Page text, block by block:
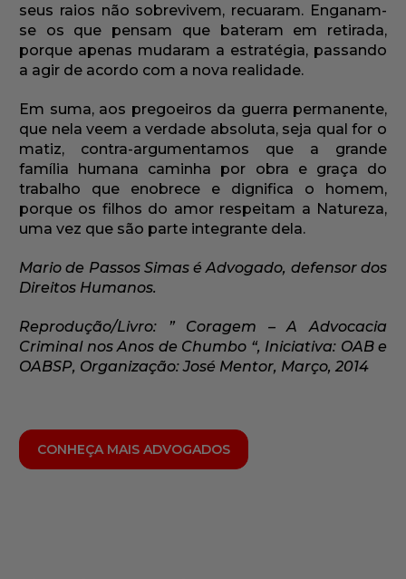
seus raios não sobrevivem, recuaram. Enganam-
se os que pensam que bateram em retirada,
porque apenas mudaram a estratégia, passando
a agir de acordo com a nova realidade.
Em suma, aos pregoeiros da guerra permanente,
que nela veem a verdade absoluta, seja qual for o
matiz, contra-argumentamos que a grande
família humana caminha por obra e graça do
trabalho que enobrece e dignifica o homem,
porque os filhos do amor respeitam a Natureza,
uma vez que são parte integrante dela.
Mario de Passos Simas é Advogado, defensor dos
Direitos Humanos.
Reprodução/Livro: ” Coragem – A Advocacia
Criminal nos Anos de Chumbo “, Iniciativa: OAB e
OABSP, Organização: José Mentor, Março, 2014
CONHEÇA MAIS ADVOGADOS